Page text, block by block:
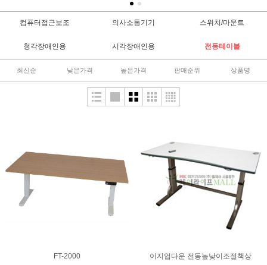
컴퓨터접근보조 의사소통기기 스위치/마운트
청각장애인용 시각장애인용 전동테이블
최신순 낮은가격 높은가격 판매순위 상품명
FT-2000
이지업다운 전동높낮이조절책상